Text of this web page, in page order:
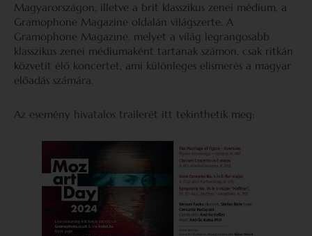
Magyarországon, illetve a brit klasszikus zenei médium, a
Gramophone Magazine oldalán világszerte. A
Gramophone Magazine, melyet a világ legrangosabb
klasszikus zenei médiumaként tartanak számon, csak ritkán
közvetít élő koncertet, ami különleges elismerés a magyar
előadás számára.
Az esemény hivatalos trailerét itt tekinthetik meg: